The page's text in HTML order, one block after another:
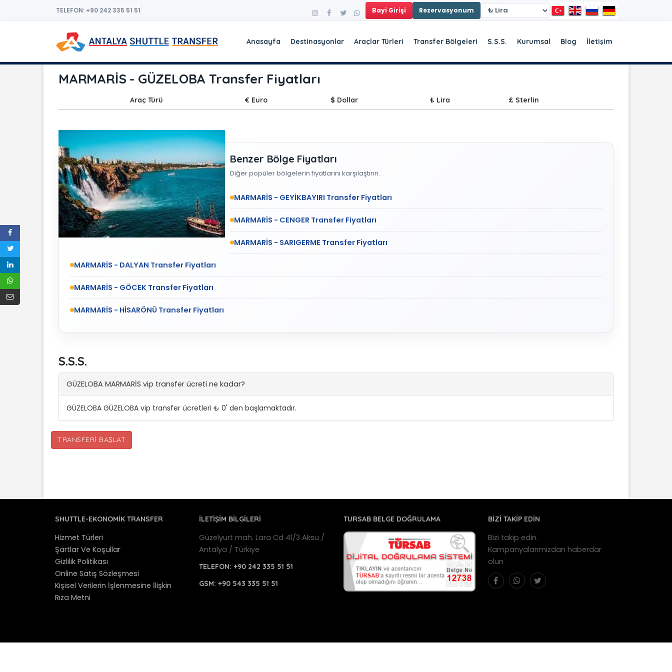
TELEFON: +90 242 335 51 51 Bayi Girişi Rezervasyonum
Anasayfa Destinasyonlar Araçlar Türleri Transfer Bölgeleri S.S.S. Kurumsal Blog İletişim
MARMARİS - GÜZELOBA Transfer Fiyatları
Araç Türü € Euro $ Dollar ₺ Lira £ Sterlin
Benzer Bölge Fiyatları
Diğer popüler bölgelerin fiyatlarını karşılaştırın.
MARMARİS - GEYİKBAYIRI Transfer Fiyatları
MARMARİS - CENGER Transfer Fiyatları
MARMARİS - SARIGERME Transfer Fiyatları
MARMARİS - DALYAN Transfer Fiyatları
MARMARİS - GÖCEK Transfer Fiyatları
MARMARİS - HİSARÖNÜ Transfer Fiyatları
S.S.S.
GÜZELOBA MARMARİS vip transfer ücreti ne kadar?
GÜZELOBA GÜZELOBA vip transfer ücretleri ₺ 0' den başlamaktadır.
TRANSFERI BAŞLAT
SHUTTLE-EKONOMIK TRANSFER
Hizmet Türleri
Şartlar Ve Koşullar
Gizlilik Politikası
Online Satış Sözleşmesi
Kişisel Verilerin İşlenmesine İlişkin
Rıza Metni
İLETİŞİM BİLGİLERİ
Güzelyurt mah. Lara Cd 41/3 Aksu /
Antalya / Türkiye
TELEFON:+90 242 335 51 51
GSM:+90 543 335 51 51
TURSAB BELGE DOĞRULAMA BİZİ TAKİP EDİN
Bizi takip edin.
Kampanyalarımızdan haberdar
olun